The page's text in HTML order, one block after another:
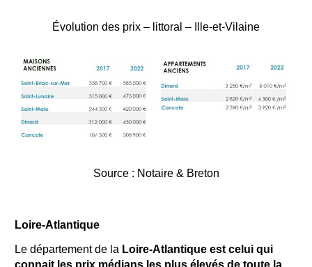
Évolution des prix – littoral – Ille-et-Vilaine
Source : Notaire & Breton
Loire-Atlantique
Le département de la Loire-Atlantique est celui qui
connait les prix médians les plus élevés de toute la